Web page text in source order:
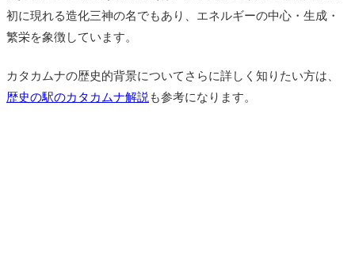
初に現れる造化三神の名でもあり、エネルギーの中心・生成・
繁栄を象徴しています。
カタカムナの歴史的背景についてさらに詳しく知りたい方は、
歴史の駅のカタカムナ解説 も参考になります。